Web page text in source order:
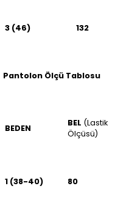
3 (46) 132
Pantolon Ölçü Tablosu
BEDEN
BEL (Lastik
Ölçüsü)
1 (38-40) 80